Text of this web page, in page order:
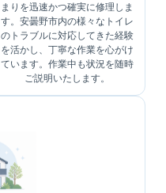
まりを迅速かつ確実に修理しま
す。安曇野市内の様々なトイレ
のトラブルに対応してきた経験
を活かし、丁寧な作業を心がけ
ています。作業中も状況を随時
ご説明いたします。